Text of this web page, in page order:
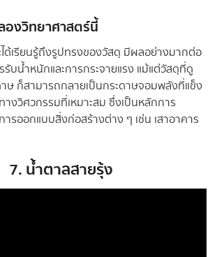
องวิทยาศาสตร์นี้
ด้เรียนรู้ถึงรูปทรงของวัสดุ มีผลอย่างมากต่อ
รับน้ำหนักและการกระจายแรง แม้แต่วัสดุที่ดู
ษ ก็สามารถกลายเป็นกระดาษจอมพลังที่แข็ง
างวิศวกรรมที่เหมาะสม ซึ่งเป็นหลักการ
ารออกแบบสิ่งก่อสร้างต่าง ๆ เช่น เสาอาคาร
7. น้ำตาลสายรุ้ง